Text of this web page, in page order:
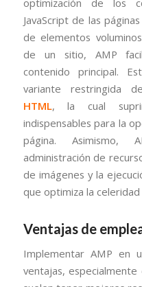
JavaScript de las
de elementos
de un sitio, AMP
contenido principal.
variante restringida
HTML, la cual
indispensables para la
página. Asimismo,
administración de
de imágenes y la
que optimiza la
Ventajas de
Implementar AMP en
ventajas, especialmente